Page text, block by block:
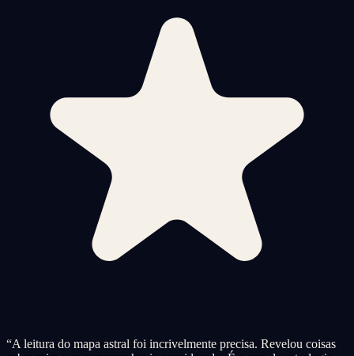
“A leitura do mapa astral foi incrivelmente precisa. Revelou coisas